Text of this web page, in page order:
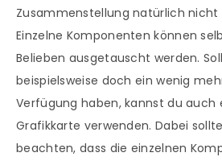
Zusammenstellung natürlich nicht
Einzelne Komponenten können
Belieben ausgetauscht werden.
beispielsweise doch ein wenig
Verfügung haben, kannst du auch
Grafikkarte verwenden. Dabei
beachten, dass die einzelnen